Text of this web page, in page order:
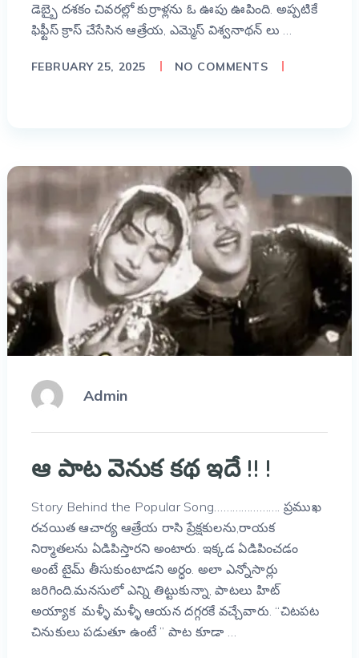
డెబ్బై దశకం చివరల్లో కుర్రాళ్లను ఓ ఊపు ఊపింది. అప్పటికే
ఫిఫ్టీస్ క్రాస్ చేసేసిన ఆత్రేయ, ఎమ్మెస్ విశ్వనాథన్ లు …
FEBRUARY 25, 2025 NO COMMENTS
Admin
ఆ పాట వెనుక కథ ఇదే !! !
Story Behind the Popular Song…………………. ప్రముఖ
రచయిత ఆచార్య ఆత్రేయ రాసి ప్రేక్షకులను,రాయక
నిర్మాతలను ఏడిపిస్తారని అంటారు. ఇక్కడ ఏడిపించడం
అంటే టైమ్ తీసుకుంటాడని అర్ధం. అలా ఎన్నోసార్లు
జరిగింది.మనసులో ఎన్ని తిట్టుకున్నా, పాటలు హిట్
అయ్యాక మళ్ళీ మళ్ళీ ఆయన దగ్గరకే వచ్చేవారు. “చిటపట
చినుకులు పడుతూ ఉంటే ” పాట కూడా …